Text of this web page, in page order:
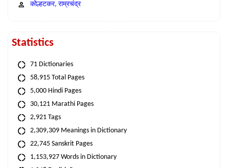
कोल्हटकर, राम्रचंद्र
Statistics
71 Dictionaries
58,915 Total Pages
5,000 Hindi Pages
30,121 Marathi Pages
2,921 Tags
2,309,309 Meanings in Dictionary
22,745 Sanskrit Pages
1,153,927 Words in Dictionary